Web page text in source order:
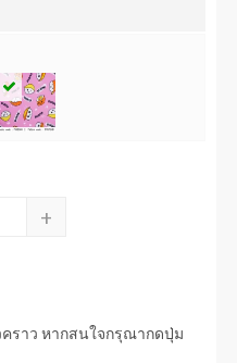
+
ราว หากสนใจกรุณากดปุ่ม